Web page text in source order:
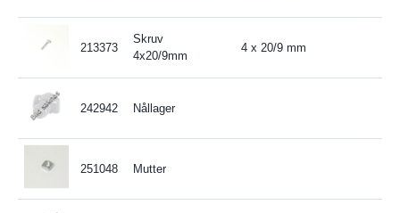
213373
Skruv
4x20/9mm
4 x 20/9 mm
242942 Nållager
251048 Mutter